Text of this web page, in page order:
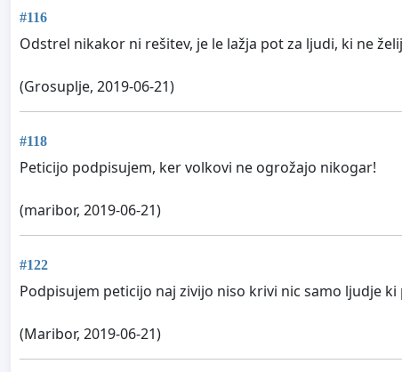
#116
Odstrel nikakor ni rešitev, je le lažja pot za ljudi, ki ne
(Grosuplje, 2019-06-21)
#118
Peticijo podpisujem, ker volkovi ne ogrožajo nikogar!
(maribor, 2019-06-21)
#122
Podpisujem peticijo naj zivijo niso krivi nic samo ljudje
(Maribor, 2019-06-21)